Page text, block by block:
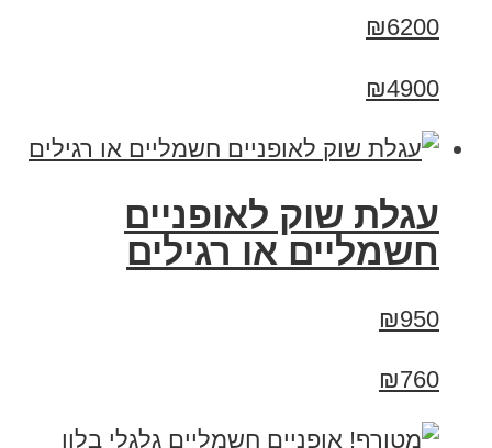
₪6200
₪4900
עגלת שוק לאופניים
חשמליים או רגילים
₪950
₪760